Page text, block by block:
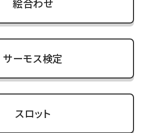
絵合わせ
サーモス検定
スロット